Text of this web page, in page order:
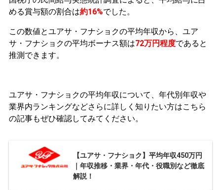
める賞与額の割合は約16%でした。
この数値とユアサ・フナショクの平均年収から、ユア
サ・フナショクの平均ボーナス額は72万円程度であると
推測できます。
ユアサ・フナショクの平均年収について、年代別年収や
業界内ランキングなどさらに詳しく知りたい方はこちら
の記事もぜひ確認してみてください。
【ユアサ・フナショク】平均年収450万円
｜年収推移・業界・年代・役職別など徹底
解説！